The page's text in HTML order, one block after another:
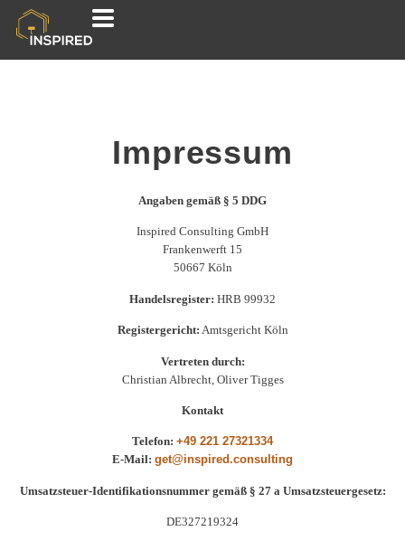
Impressum
Angaben gemäß § 5 DDG
Inspired Consulting GmbH
Frankenwerft 15
50667 Köln
Handelsregister: HRB 99932
Registergericht: Amtsgericht Köln
Vertreten durch:
Christian Albrecht, Oliver Tigges
Kontakt
Telefon: +49 221 27321334
E-Mail: get@inspired.consulting
Umsatzsteuer-Identifikationsnummer gemäß § 27 a Umsatzsteuergesetz:
DE327219324